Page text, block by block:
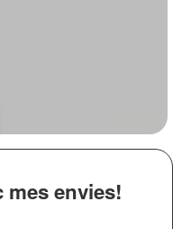
mes envies!